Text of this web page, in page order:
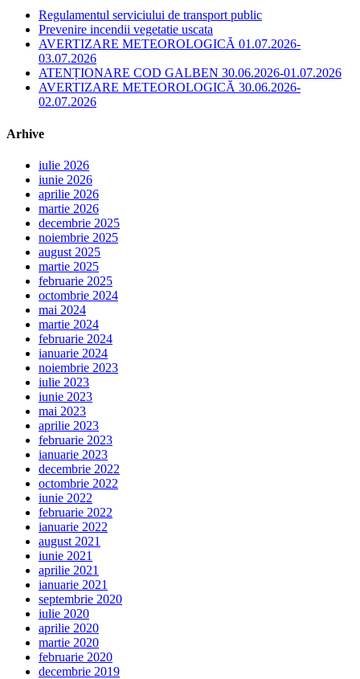
Regulamentul serviciului de transport public
Prevenire incendii vegetatie uscata
AVERTIZARE METEOROLOGICĂ 01.07.2026-
03.07.2026
ATENȚIONARE COD GALBEN 30.06.2026-01.07.2026
AVERTIZARE METEOROLOGICĂ 30.06.2026-
02.07.2026
Arhive
iulie 2026
iunie 2026
aprilie 2026
martie 2026
decembrie 2025
noiembrie 2025
august 2025
martie 2025
februarie 2025
octombrie 2024
mai 2024
martie 2024
februarie 2024
ianuarie 2024
noiembrie 2023
iulie 2023
iunie 2023
mai 2023
aprilie 2023
februarie 2023
ianuarie 2023
decembrie 2022
octombrie 2022
iunie 2022
februarie 2022
ianuarie 2022
august 2021
iunie 2021
aprilie 2021
ianuarie 2021
septembrie 2020
iulie 2020
aprilie 2020
martie 2020
februarie 2020
decembrie 2019